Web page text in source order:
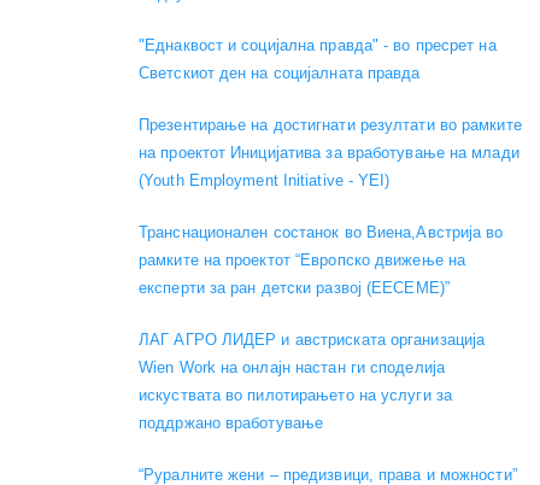
"Еднаквост и социјална правда" - во пресрет на
Светскиот ден на социјалната правда
Презентирање на достигнати резултати во рамките
на проектот Иницијатива за вработување на млади
(Youth Employment Initiative - YEI)
Транснационален состанок во Виена,Австрија во
рамките на проектот “Европско движење на
експерти за ран детски развој (EECEME)”
ЛАГ АГРО ЛИДЕР и австриската организација
Wien Work на онлајн настан ги споделија
искуствата во пилотирањето на услуги за
поддржано вработување
“Руралните жени – предизвици, права и можности”